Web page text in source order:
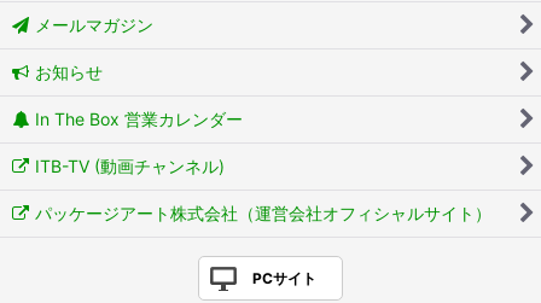
メールマガジン
お知らせ
In The Box 営業カレンダー
ITB-TV (動画チャンネル)
パッケージアート株式会社（運営会社オフィシャルサイト）
PCサイト